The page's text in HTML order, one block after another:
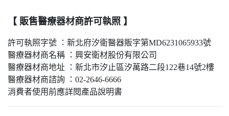
【 販售醫療器材商許可執照 】
許可執照字號 ：新北府汐衛醫器販字第MD6231065933號
醫療器材商名稱 ：興安衛材股份有限公司
醫療器材商地址 ：新北市汐止區汐萬路二段122巷14號2樓
醫療器材商諮詢 ：02-2646-6666
消費者使用前應詳閱產品說明書